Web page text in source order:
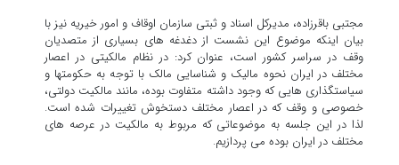
مجتبی باقرزاده، مدیرکل اسناد و ثبتی سازمان اوقاف و امور خیریه نیز با
بیان اینکه موضوع این نشست از دغدغه های بسیاری از متصدیان
وقف در سراسر کشور است، عنوان کرد: در نظام مالکیتی در اعصار
مختلف در ایران نحوه مالیک و شناسایی مالک با توجه به حکومتها و
سیاستگذاری هایی که وجود داشته متفاوت بوده، مانند مالکیت دولتی،
خصوصی و وقف که در اعصار مختلف دستخوش تغییرات شده است.
لذا در این جلسه به موضوعاتی که مربوط به مالکیت در عرصه های
مختلف در ایران بوده می پردازیم.